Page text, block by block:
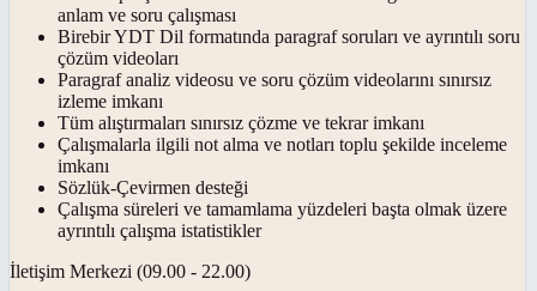
anlam ve soru çalışması
Birebir YDT Dil formatında paragraf soruları ve ayrıntılı soru
çözüm videoları
Paragraf analiz videosu ve soru çözüm videolarını sınırsız
izleme imkanı
Tüm alıştırmaları sınırsız çözme ve tekrar imkanı
Çalışmalarla ilgili not alma ve notları toplu şekilde inceleme
imkanı
Sözlük-Çevirmen desteği
Çalışma süreleri ve tamamlama yüzdeleri başta olmak üzere
ayrıntılı çalışma istatistikler
İletişim Merkezi (09.00 - 22.00)